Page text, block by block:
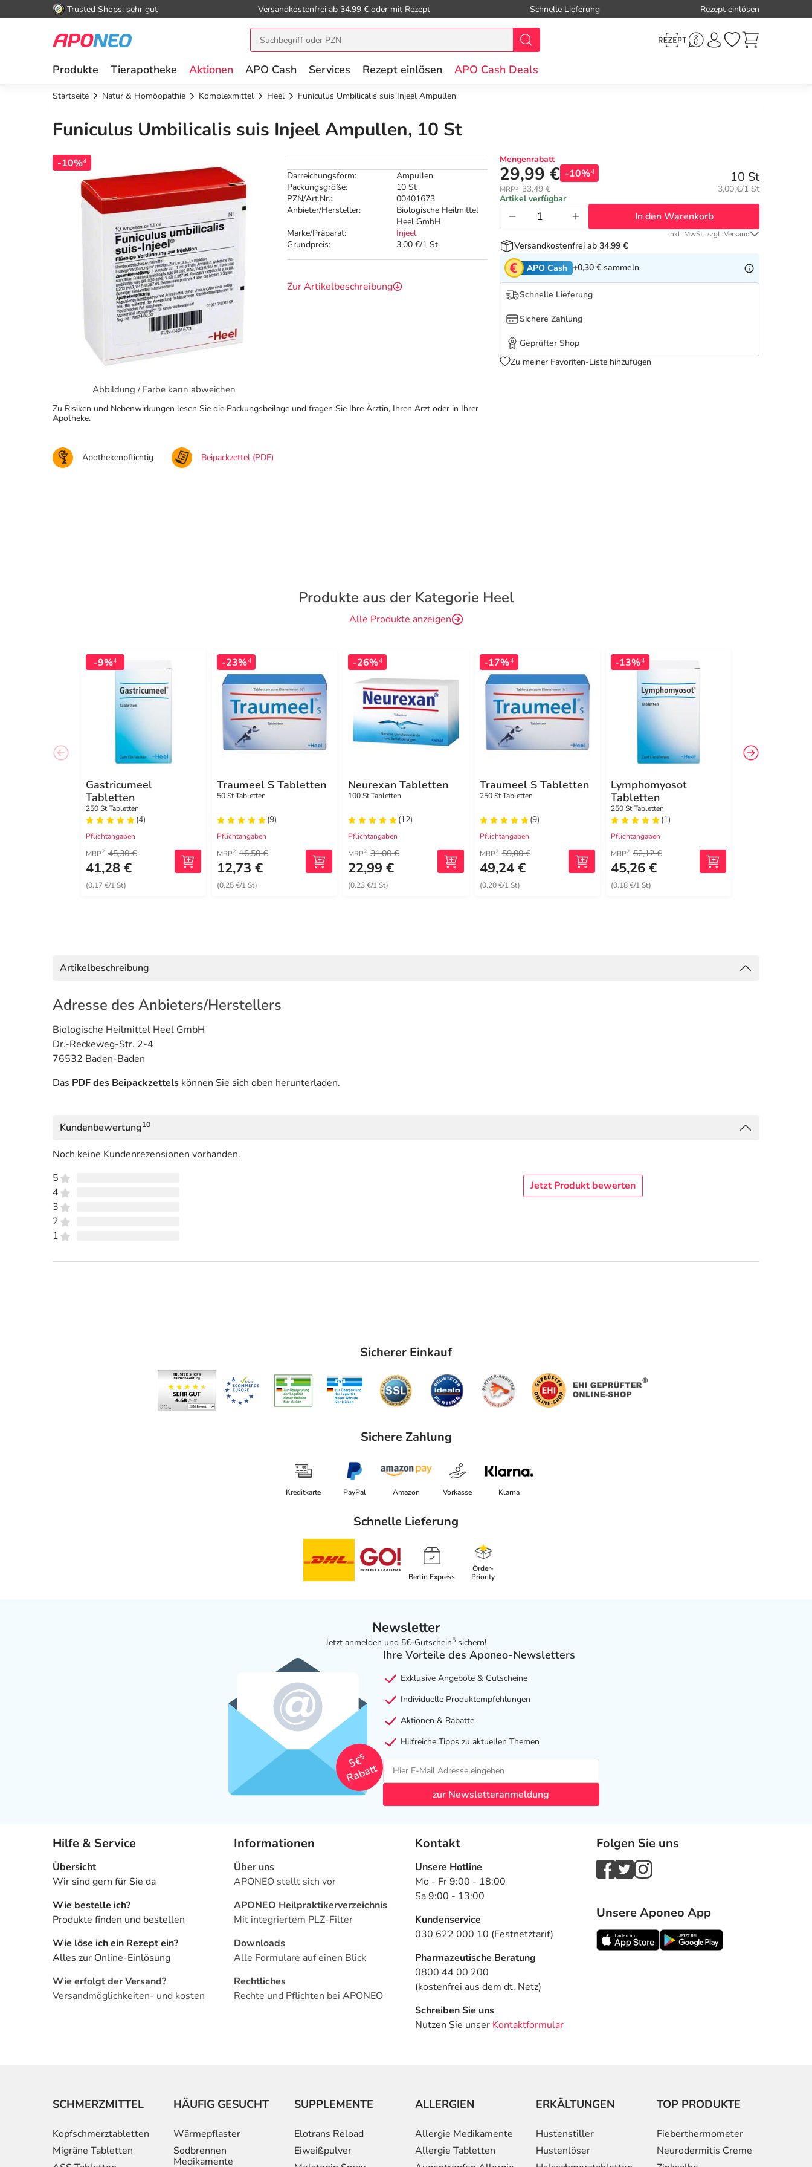
Trusted Shops: sehr gut Versandkostenfrei ab 34.99 € oder mit Rezept Schnelle Lieferung Rezept einlösen
Produkte Tierapotheke Aktionen APO Cash Services Rezept einlösen APO Cash Deals
Startseite Natur & Homöopathie Komplexmittel Heel Funiculus Umbilicalis suis Injeel Ampullen
Funiculus Umbilicalis suis Injeel Ampullen, 10 St
-10%4
Abbildung / Farbe kann abweichen
Darreichungsform:
Ampullen
Packungsgröße:
10 St
PZN/Art.Nr.:
00401673
Anbieter/Hersteller:
Biologische Heilmittel
Heel GmbH
Marke/Präparat:
Injeel
Grundpreis:
3,00 €/1 St
Zur Artikelbeschreibung
Mengenrabatt
29,99 € -10%4
MRP² 33,49 €
10 St
Grundpreis:
3,00 €/1 St
Artikel verfügbar
In den Warenkorb
inkl. MwSt. zzgl. Versand
Versandkostenfrei ab 34,99 €
APO Cash +0,30 € sammeln
Schnelle Lieferung
Sichere Zahlung
Geprüfter Shop
Zu meiner Favoriten-Liste hinzufügen
Zu Risiken und Nebenwirkungen lesen Sie die Packungsbeilage und fragen Sie Ihre Ärztin, Ihren Arzt oder in Ihrer
Apotheke.
Apothekenpflichtig Beipackzettel (PDF)
Produkte aus der Kategorie Heel
Alle Produkte anzeigen
-9%4
Gastricumeel
Tabletten
250 St Tabletten
(4)
Pflichtangaben
MRP2 45,30 €
41,28 €
(0,17 €/1 St)
-23%4
Traumeel S Tabletten
50 St Tabletten
(9)
Pflichtangaben
MRP2 16,50 €
12,73 €
(0,25 €/1 St)
-26%4
Neurexan Tabletten
100 St Tabletten
(12)
Pflichtangaben
MRP2 31,00 €
22,99 €
(0,23 €/1 St)
-17%4
Traumeel S Tabletten
250 St Tabletten
(9)
Pflichtangaben
MRP2 59,00 €
49,24 €
(0,20 €/1 St)
-13%4
Lymphomyosot
Tabletten
250 St Tabletten
(1)
Pflichtangaben
MRP2 52,12 €
45,26 €
(0,18 €/1 St)
Artikelbeschreibung
Adresse des Anbieters/Herstellers
Biologische Heilmittel Heel GmbH
Dr.-Reckeweg-Str. 2-4
76532 Baden-Baden
Das PDF des Beipackzettels können Sie sich oben herunterladen.
Kundenbewertung10
Noch keine Kundenrezensionen vorhanden.
5
4
3
2
1
Jetzt Produkt bewerten
Sicherer Einkauf
Sichere Zahlung
Kreditkarte PayPal Amazon Vorkasse Klarna
Schnelle Lieferung
Berlin Express
Order-
Priority
Newsletter
Jetzt anmelden und 5€-Gutschein5 sichern!
5€
5
Rabatt
Ihre Vorteile des Aponeo-Newsletters
Exklusive Angebote & Gutscheine
Individuelle Produktempfehlungen
Aktionen & Rabatte
Hilfreiche Tipps zu aktuellen Themen
zur Newsletteranmeldung
Hilfe & Service
Übersicht
Wir sind gern für Sie da
Wie bestelle ich?
Produkte finden und bestellen
Wie löse ich ein Rezept ein?
Alles zur Online-Einlösung
Wie erfolgt der Versand?
Versandmöglichkeiten- und kosten
Informationen
Über uns
APONEO stellt sich vor
APONEO Heilpraktikerverzeichnis
Mit integriertem PLZ-Filter
Downloads
Alle Formulare auf einen Blick
Rechtliches
Rechte und Pflichten bei APONEO
Kontakt
Unsere Hotline
Mo - Fr 9:00 - 18:00
Sa 9:00 - 13:00
Kundenservice
030 622 000 10 (Festnetztarif)
Pharmazeutische Beratung
0800 44 00 200
(kostenfrei aus dem dt. Netz)
Schreiben Sie uns
Nutzen Sie unser Kontaktformular
Folgen Sie uns
Unsere Aponeo App
SCHMERZMITTEL
Kopfschmerztabletten
Migräne Tabletten
HÄUFIG GESUCHT
Wärmepflaster
Sodbrennen
Medikamente
SUPPLEMENTE
Elotrans Reload
Eiweißpulver
ALLERGIEN
Allergie Medikamente
Allergie Tabletten
ERKÄLTUNGEN
Hustenstiller
Hustenlöser
TOP PRODUKTE
Fieberthermometer
Neurodermitis Creme